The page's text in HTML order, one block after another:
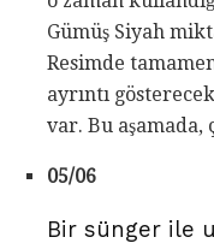
Gümüş Siyah
Resimde
ayrıntı
var. Bu aşamada,
05/06
Bir sünger ile